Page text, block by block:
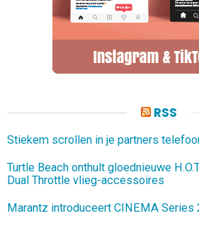
RSS
Stiekem scrollen in je partners
Turtle Beach onthult gloednieuwe
Dual Throttle vlieg-accessoires
Marantz introduceert CINEMA Series